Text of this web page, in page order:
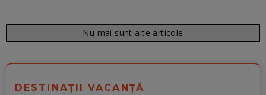
Nu mai sunt alte articole
DESTINAȚII VACANȚĂ